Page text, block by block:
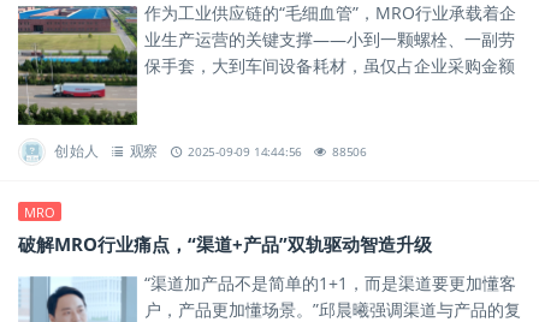
作为工业供应链的“毛细血管”，MRO行业承载着企
业生产运营的关键支撑——小到一颗螺栓、一副劳
保手套，大到车间设备耗材，虽仅占企业采购金额
创始人 观察 2025-09-09 14:44:56 88506
MRO
破解MRO行业痛点，“渠道+产品”双轨驱动智造升级
“渠道加产品不是简单的1+1，而是渠道要更加懂客
户，产品更加懂场景。”邱晨曦强调渠道与产品的复